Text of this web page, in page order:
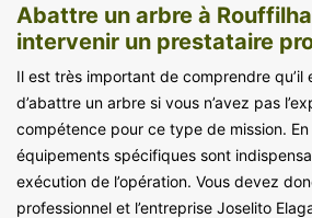
Abattre un arbre à
intervenir un prestataire
Il est très important de comprendre qu’il
d’abattre un arbre si vous n’avez pas
compétence pour ce type de mission.
équipements spécifiques sont
exécution de l’opération. Vous devez
professionnel et l’entreprise Joselito